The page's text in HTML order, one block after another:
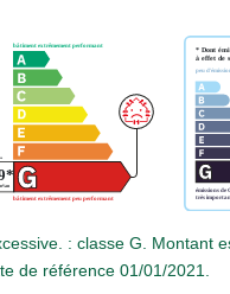
: classe G. Montant
de référence 01/01/2021.